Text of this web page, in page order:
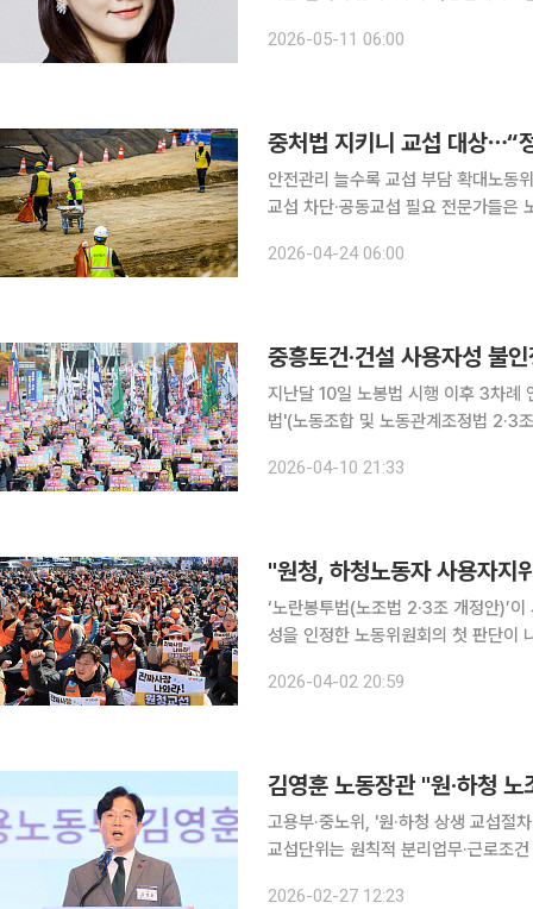
단할 것이 아니라 실질적인 근로관계
2026-05-11 06:00
안전관리 늘수록 교섭 부담 확대노동
교섭 차단·공동교섭 필요 전문가들은 노란봉투법 취지와 건설현장 구조 간 괴리를 줄이기 위한 제도
판단 기준이 부딪히지 않도록 정비하
2026-04-24 06:00
중흥토건·건설 사용자성 불
지난달 10일 노봉법 시행 이후 3차례 연
법'(노동조합 및 노동관계조정법 2·3
방노동위원회는 이날 한국타워크레
2026-04-10 21:33
"원청, 하청노동자 사용자지
‘노란봉투법(노조법 2·3조 개정안)’
성을 인정한 노동위원회의 첫 판단이 나왔다. 연합뉴스에 따르면 충남지방노동위원
실의 공고에 대한 시정 신청 심판회
2026-04-02 20:59
김영훈 노동장관 "원·하청
고용부·중노위, '원·하청 상생 교섭절
교섭단위는 원칙적 분리업무·근로조건
2026-02-27 12:23